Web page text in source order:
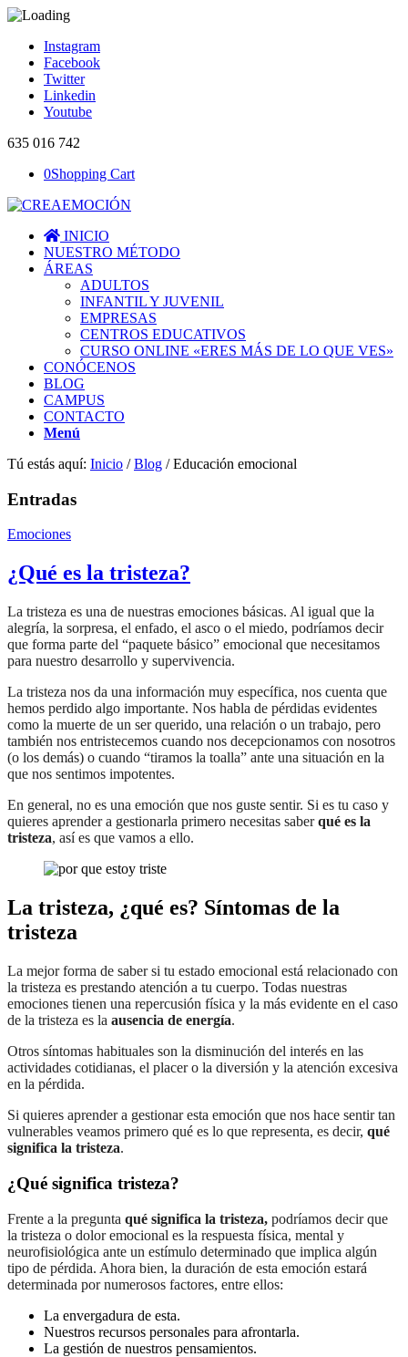
Instagram
Facebook
Twitter
Linkedin
Youtube
635 016 742
0Shopping Cart
INICIO
NUESTRO MÉTODO
ÁREAS
ADULTOS
INFANTIL Y JUVENIL
EMPRESAS
CENTROS EDUCATIVOS
CURSO ONLINE «ERES MÁS DE LO QUE VES»
CONÓCENOS
BLOG
CAMPUS
CONTACTO
Menú
Tú estás aquí: Inicio / Blog / Educación emocional
Entradas
Emociones
¿Qué es la tristeza?
La tristeza es una de nuestras emociones básicas. Al igual que la
alegría, la sorpresa, el enfado, el asco o el miedo, podríamos decir
que forma parte del “paquete básico” emocional que necesitamos
para nuestro desarrollo y supervivencia.
La tristeza nos da una información muy específica, nos cuenta que
hemos perdido algo importante. Nos habla de pérdidas evidentes
como la muerte de un ser querido, una relación o un trabajo, pero
también nos entristecemos cuando nos decepcionamos con nosotros
(o los demás) o cuando “tiramos la toalla” ante una situación en la
que nos sentimos impotentes.
En general, no es una emoción que nos guste sentir. Si es tu caso y
quieres aprender a gestionarla primero necesitas saberqué es la
tristeza, así es que vamos a ello.
La tristeza, ¿qué es? Síntomas de la
tristeza
La mejor forma de saber si tu estado emocional está relacionado con
la tristeza es prestando atención a tu cuerpo. Todas nuestras
emociones tienen una repercusión física y la más evidente en el caso
de la tristeza es la ausencia de energía.
Otros síntomas habituales son la disminución del interés en las
actividades cotidianas, el placer o la diversión y la atención excesiva
en la pérdida.
Si quieres aprender a gestionar esta emoción que nos hace sentir tan
vulnerables veamos primero qué es lo que representa, es decir, qué
significa la tristeza.
¿Qué significa tristeza?
Frente a la pregunta qué significa la tristeza, podríamos decir que
la tristeza o dolor emocional es la respuesta física, mental y
neurofisiológica ante un estímulo determinado que implica algún
tipo de pérdida. Ahora bien, la duración de esta emoción estará
determinada por numerosos factores, entre ellos:
La envergadura de esta.
Nuestros recursos personales para afrontarla.
La gestión de nuestros pensamientos.